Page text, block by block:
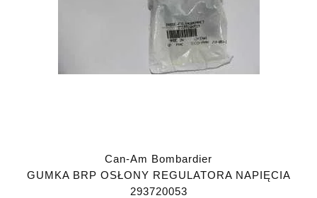
Can-Am Bombardier
GUMKA BRP OSŁONY REGULATORA NAPIĘCIA
293720053